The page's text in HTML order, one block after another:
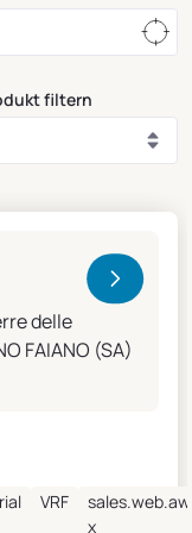
filtern
delle
FAIANO (SA)
VRF
x